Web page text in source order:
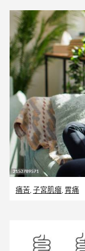
痛苦, 子宮肌瘤, 胃痛